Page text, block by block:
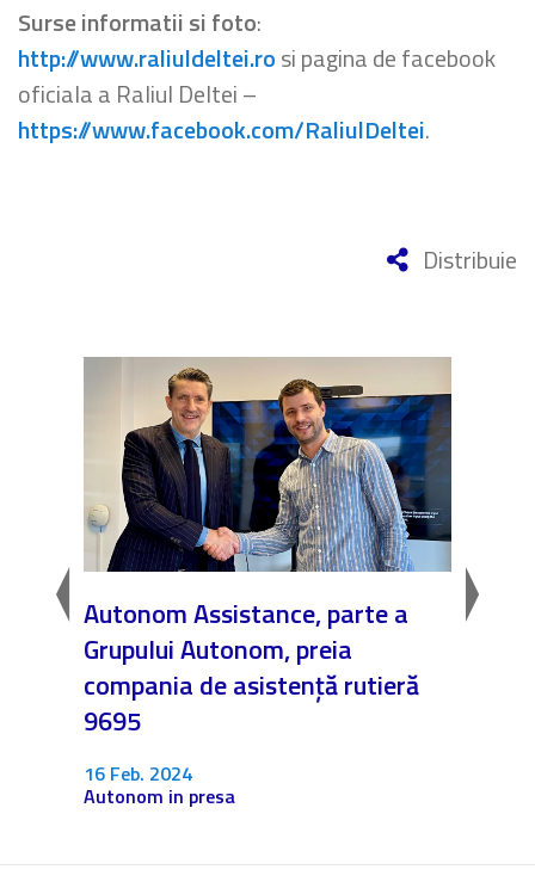
Surse informatii si foto:
http://www.raliuldeltei.rosi pagina de facebook
oficiala a Raliul Deltei –
https://www.facebook.com/RaliulDeltei.
Distribuie
Autonom Assistance, parte a
Grupului Autonom, preia
compania de asistență rutieră
9695
16 Feb. 2024
Autonom in presa